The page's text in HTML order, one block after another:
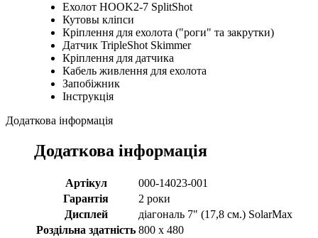
Ехолот HOOK2-7 SplitShot
Кутовы кліпси
Кріплення для ехолота ("роги" та закрутки)
Датчик TripleShot Skimmer
Кріплення для датчика
Кабель живлення для ехолота
Запобіжник
Інструкція
Додаткова інформація
Додаткова інформація
Артікул
000-14023-001
Гарантія
2 роки
Дисплей
діагональ 7" (17,8 см.) SolarMax
Роздільна здатність 800 x 480